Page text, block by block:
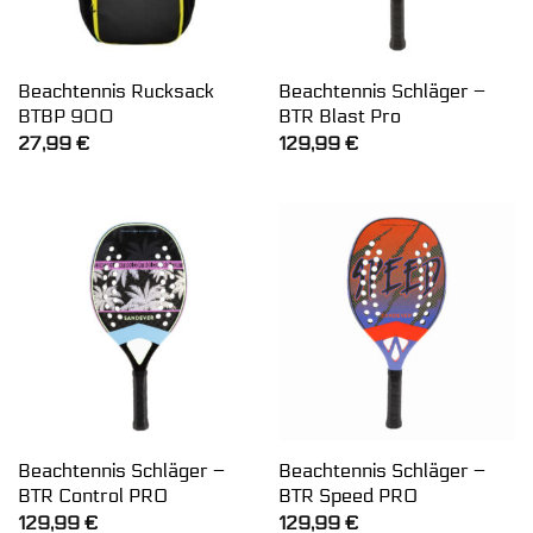
Beachtennis Rucksack
BTBP 900
27,99 €
Beachtennis Schläger –
BTR Blast Pro
129,99 €
Beachtennis Schläger –
BTR Control PRO
129,99 €
Beachtennis Schläger –
BTR Speed PRO
129,99 €